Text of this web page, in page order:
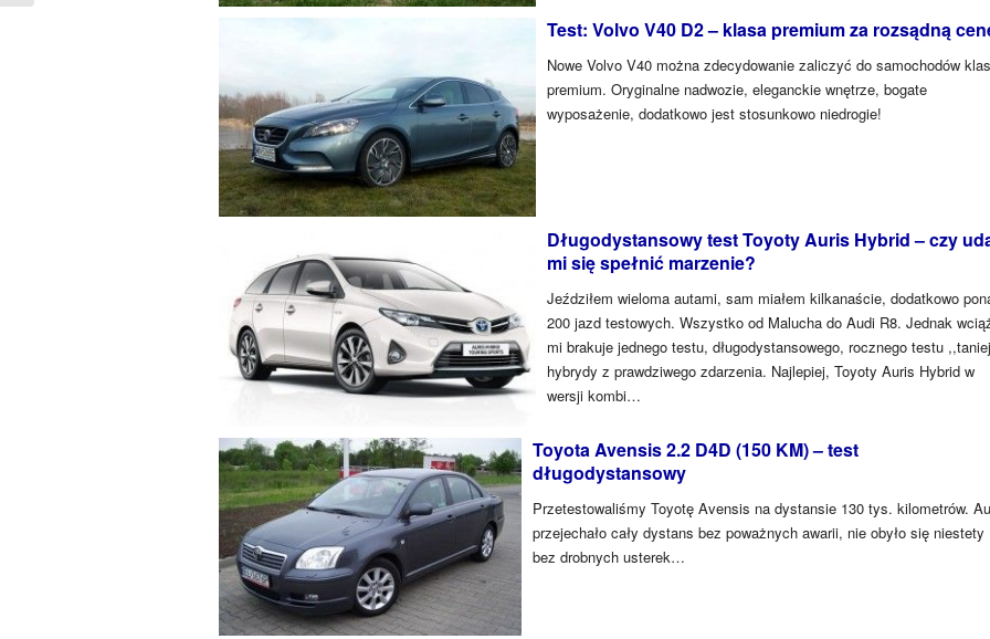
Test: Volvo V40 D2 – klasa premium za rozsądną
Nowe Volvo V40 można zdecydowanie zaliczyć do samochodów
premium. Oryginalne nadwozie, eleganckie wnętrze, bogate
wyposażenie, dodatkowo jest stosunkowo niedrogie!
Długodystansowy test Toyoty Auris Hybrid – czy
mi się spełnić marzenie?
Jeździłem wieloma autami, sam miałem kilkanaście, dodatkowo
200 jazd testowych. Wszystko od Malucha do Audi R8. Jednak
mi brakuje jednego testu, długodystansowego, rocznego testu
hybrydy z prawdziwego zdarzenia. Najlepiej, Toyoty Auris Hybrid w
wersji kombi…
Toyota Avensis 2.2 D4D (150 KM) – test
długodystansowy
Przetestowaliśmy Toyotę Avensis na dystansie 130 tys. kilometrów.
przejechało cały dystans bez poważnych awarii, nie obyło się niestety
bez drobnych usterek…